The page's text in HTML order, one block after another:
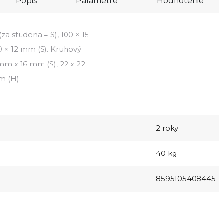
studena = S), 100 × 15
12 mm (S). Kruhový
x 16 mm (S), 22 x 22
(H).
2 roky
40 kg
8595105408445